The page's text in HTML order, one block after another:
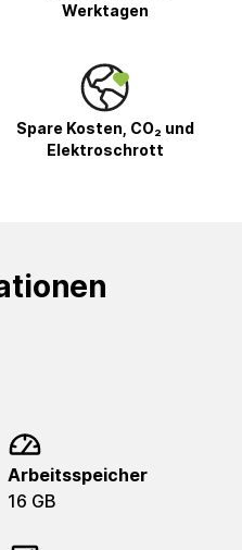
Werktagen
Spare Kosten, CO₂ und
Elektroschrott
Arbeitsspeicher
16 GB